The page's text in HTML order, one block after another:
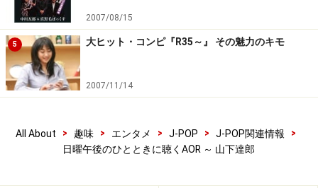
2007/08/15
5 大ヒット・コンピ『R35～』 その魅力のキモ
2007/11/14
All About > 趣味 > エンタメ > J-POP > J-POP関連情報
>
日曜午後のひとときに聴くAOR ～ 山下達郎